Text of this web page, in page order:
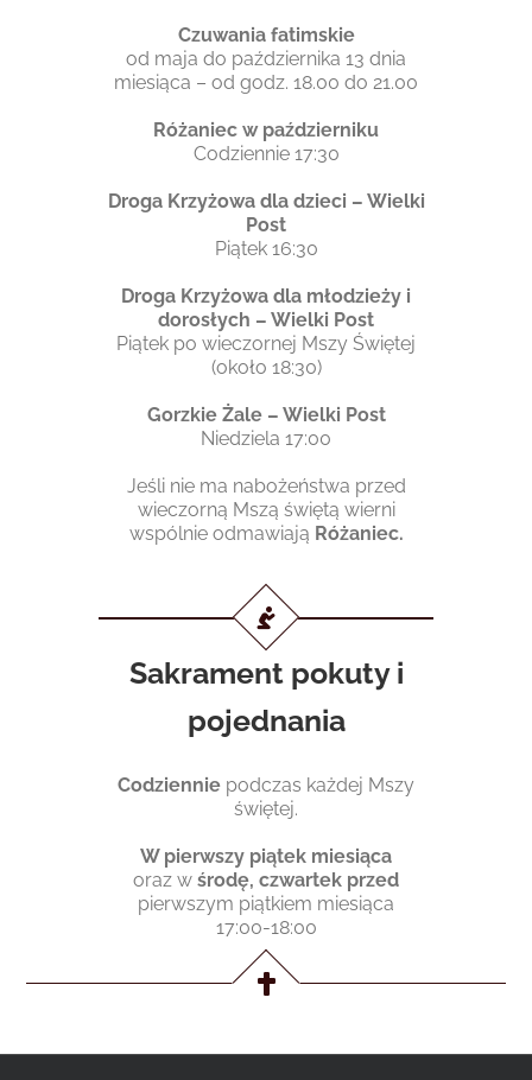
Czuwania fatimskie
od maja do października 13 dnia
miesiąca – od godz. 18.00 do 21.00
Różaniec w październiku
Codziennie 17:30
Droga Krzyżowa dla dzieci – Wielki
Post
Piątek 16:30
Droga Krzyżowa dla młodzieży i
dorosłych – Wielki Post
Piątek po wieczornej Mszy Świętej
(około 18:30)
Gorzkie Żale – Wielki Post
Niedziela 17:00
Jeśli nie ma nabożeństwa przed
wieczorną Mszą świętą wierni
wspólnie odmawiają Różaniec.
…
Sakrament pokuty i
pojednania
Codziennie podczas każdej Mszy
świętej.
W pierwszy piątek miesiąca
oraz w środę, czwartek przed
pierwszym piątkiem miesiąca
17:00-18:00
…